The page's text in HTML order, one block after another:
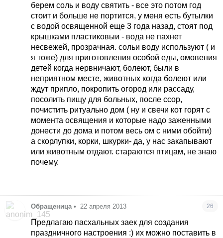
берем соль и воду святить - все это потом год
стоит и больше не портится, у меня есть бутылки
с водой освященной еще 3 года назад, стоят под
крышками пластиковыи - вода не пахнет
несвежей, прозрачная. сольи воду используют ( и
я тоже) для приготовления особой еды, омовения
детей когда нервничают, болеют, были в
неприятном месте, животных когда болеют или
ждут припло, покропить огород или рассаду,
посолить пищу для больных, после ссор,
почистить ритуально дом ( ну и свечи кот горят с
момента освящения и которые надо заженными
донести до дома и потом весь ом с ними обойти)
а скорлупки, корки, шкурки- да, у нас закапывают
или животным отдают. стараются птицам, не знаю
почему.
Обращеница • 22 апреля 2013 26
Предлагаю пасхальных заек для создания
праздничного настроения :) их можно поставить в